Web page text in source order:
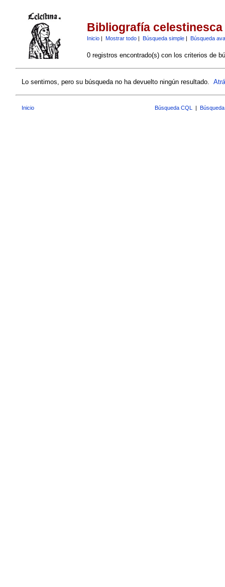
Bibliografía celestinesca
Inicio| Mostrar todo| Búsqueda simple| Búsqueda
0 registros encontrado(s) con los criterios de
Lo sentimos, pero su búsqueda no ha devuelto ningún resultado.
Inicio Búsqueda CQL |